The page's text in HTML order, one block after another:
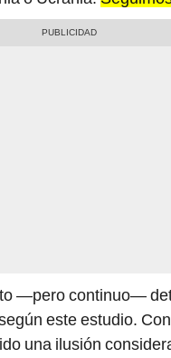
—pero continuo—
este estudio.
una ilusión